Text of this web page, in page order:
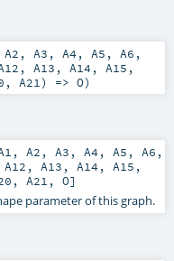
A2 , A3 , A4 , A5 , A6 ,
, A13 , A14 , A15 ,
, A21) => O)
, A2 , A3 , A4 , A5 , A6 ,
A12 , A13 , A14 , A15 ,
, A21 , O]
parameter of this graph.